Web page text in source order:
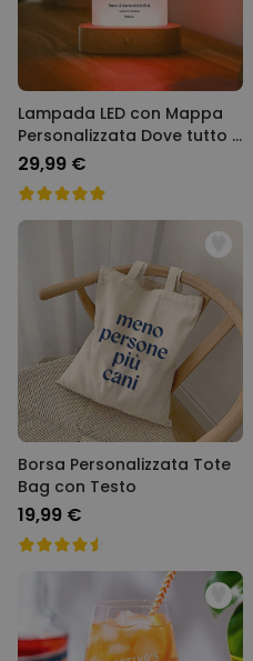
Lampada LED con Mappa
Personalizzata Dove tutto è
cominciato
29,99 €
Borsa Personalizzata Tote
Bag con Testo
19,99 €